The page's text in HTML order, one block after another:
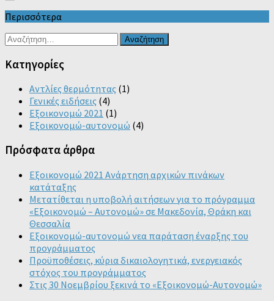
Περισσότερα
Αναζήτηση
για:
Kατηγορίες
Αντλίες θερμότητας (1)
Γενικές ειδήσεις (4)
Εξοικονομώ 2021 (1)
Εξοικονομώ-αυτονομώ (4)
Πρόσφατα άρθρα
Εξοικονομώ 2021 Ανάρτηση αρχικών πινάκων
κατάταξης
Μετατίθεται η υποβολή αιτήσεων για το πρόγραμμα
«Εξοικονομώ – Αυτονομώ» σε Μακεδονία, Θράκη και
Θεσσαλία
Εξοικονομώ-αυτονομώ νεα παράταση έναρξης του
προγράμματος
Προϋποθέσεις, κύρια δικαιολογητικά, ενεργειακός
στόχος του προγράμματος
Στις 30 Νοεμβρίου ξεκινά το «Εξοικονομώ-Αυτονομώ»